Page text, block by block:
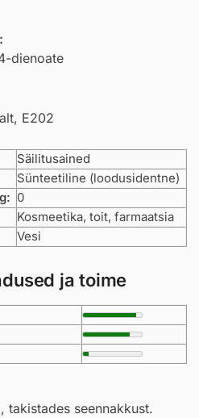
dienoate
E202
Säilitusained
Sünteetiline (loodusidentne)
0
Kosmeetika, toit, farmaatsia
Vesi
ja toime
takistades seennakkust.